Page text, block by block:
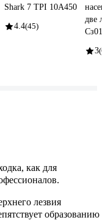
Shark 7 TPI 10A450
4.4(45)
две
3
как для
лезвия
образованию